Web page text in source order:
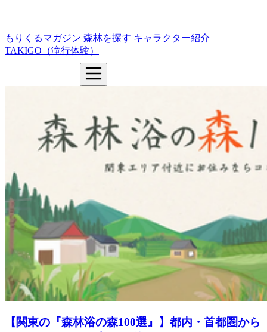
もりくるマガジン 森林を探す キャラクター紹介
TAKIGO（滝行体験）
【関東の『森林浴の森100選』】都内・首都圏から